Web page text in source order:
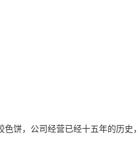
饼，公司经营已经十五年的历史，